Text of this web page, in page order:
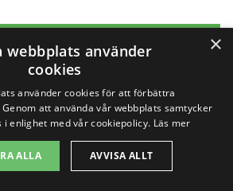
gratis och utan
en
×
webbplats använder
cookies
använder cookies för att förbättra
att använda vår webbplats samtycker
i enlighet med vår cookiepolicy. Läs mer
ALLA AVVISA ALLT